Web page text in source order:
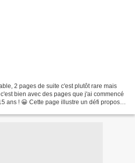
2 pages de suite c'est plutôt rare mais
bien avec des pages que j'ai commencé
ans ! 😀 Cette page illustre un défi proposé